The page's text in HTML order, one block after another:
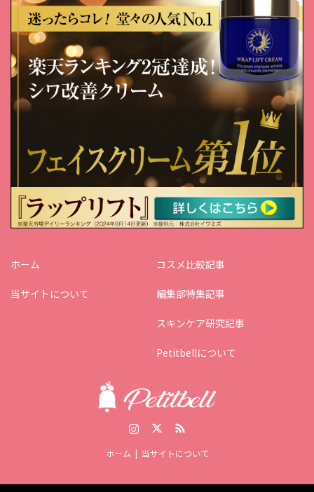
ホーム
当サイトについて
コスメ比較記事
編集部特集記事
スキンケア研究記事
Petitbellについて
ホーム 当サイトについて